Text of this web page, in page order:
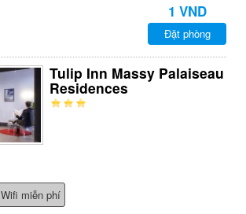
1 VND
Đặt phòng
Tulip Inn Massy Palaiseau
Residences
Wifi miễn phí